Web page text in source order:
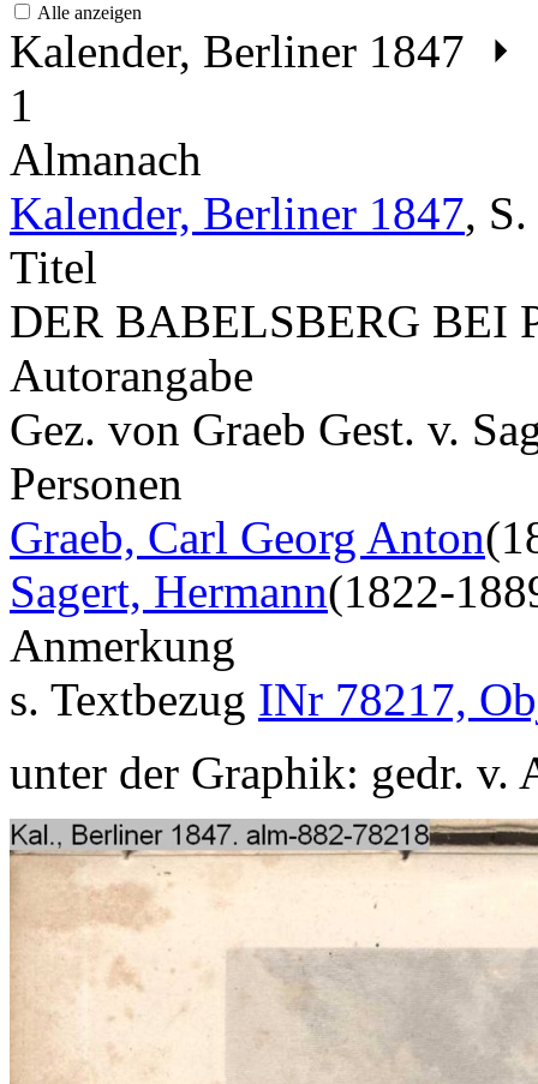
Alle anzeigen
Kalender, Berliner 1847
1
Almanach
Kalender, Berliner 1847, S.
Titel
DER BABELSBERG BEI
Autorangabe
Gez. von Graeb Gest. v.
Personen
Graeb, Carl Georg Anton
Sagert, Hermann(1822-
Anmerkung
s. Textbezug INr 78217,
unter der Graphik: gedr. v.